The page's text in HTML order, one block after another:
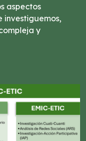
aspectos
investiguemos,
y